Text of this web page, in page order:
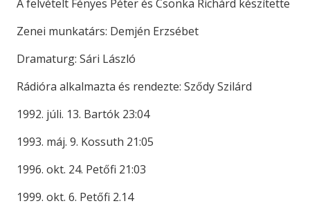
A felvételt Fényes Péter és Csonka Richárd készítette
Zenei munkatárs: Demjén Erzsébet
Dramaturg: Sári László
Rádióra alkalmazta és rendezte: Sződy Szilárd
1992. júli. 13. Bartók 23:04
1993. máj. 9. Kossuth 21:05
1996. okt. 24. Petőfi 21:03
1999. okt. 6. Petőfi 2.14